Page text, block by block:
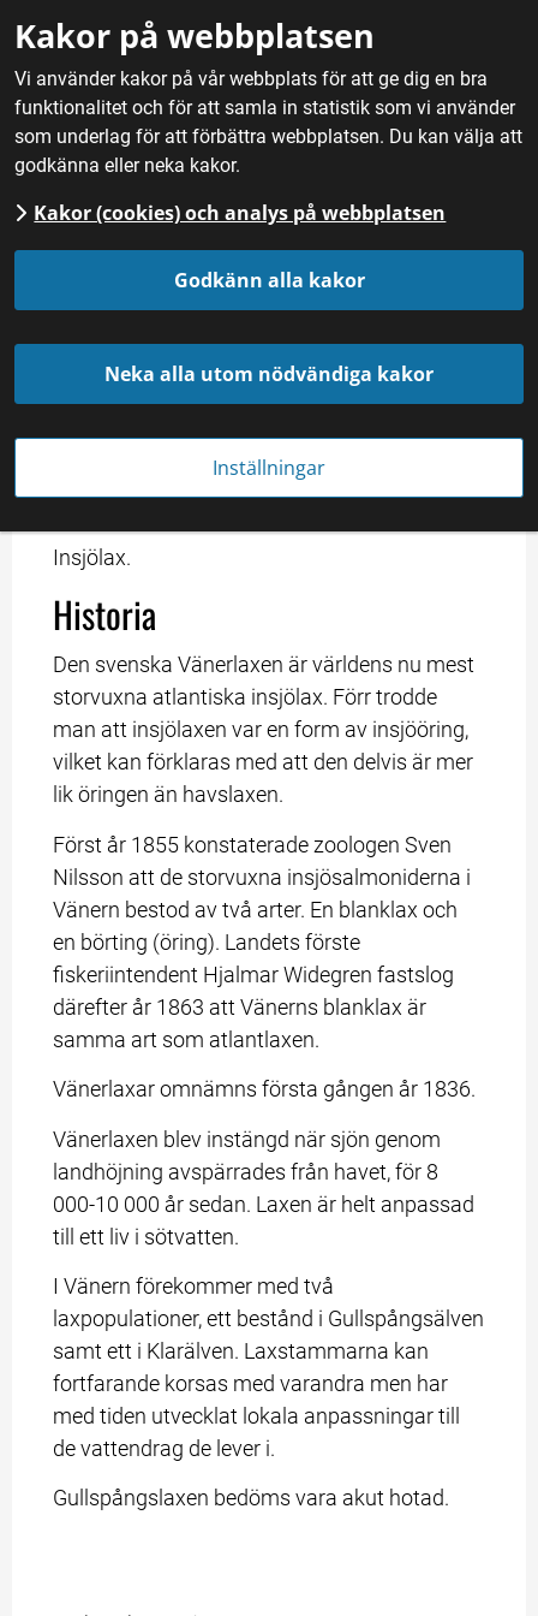
Kakor på webbplatsen
Vi använder kakor på vår webbplats för att ge dig en bra
funktionalitet och för att samla in statistik som vi använder
som underlag för att förbättra webbplatsen. Du kan välja att
godkänna eller neka kakor.
Kakor (cookies) och analys på webbplatsen
Godkänn alla kakor
Neka alla utom nödvändiga kakor
Inställningar
Hem / Mat / Fisk och skaldjur / Vänerlax
Vänerlax
Kategori
Fisk och Skaldjur
Landskap
Dalsland
Värmland
Västergötland
I produktion sedan
År 1836
Produktbeskrivning
Insjölax.
Historia
Den svenska Vänerlaxen är världens nu mest
storvuxna atlantiska insjölax. Förr trodde
man att insjölaxen var en form av insjööring,
vilket kan förklaras med att den delvis är mer
lik öringen än havslaxen.
Först år 1855 konstaterade zoologen Sven
Nilsson att de storvuxna insjösalmoniderna i
Vänern bestod av två arter. En blanklax och
en börting (öring). Landets förste
fiskeriintendent Hjalmar Widegren fastslog
därefter år 1863 att Vänerns blanklax är
samma art som atlantlaxen.
Vänerlaxar omnämns första gången år 1836.
Vänerlaxen blev instängd när sjön genom
landhöjning avspärrades från havet, för 8
000-10 000 år sedan. Laxen är helt anpassad
till ett liv i sötvatten.
I Vänern förekommer med två
laxpopulationer, ett bestånd i Gullspångsälven
samt ett i Klarälven. Laxstammarna kan
fortfarande korsas med varandra men har
med tiden utvecklat lokala anpassningar till
de vattendrag de lever i.
Gullspångslaxen bedöms vara akut hotad.